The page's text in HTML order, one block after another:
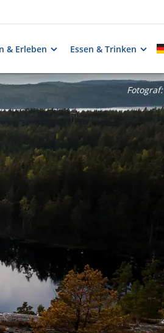
& Erleben Essen & Trinken
Fotograf: